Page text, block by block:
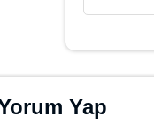
Yorum Yap